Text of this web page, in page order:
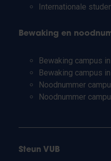
Internationale
Bewaking en
Bewaking campus
Bewaking campus
Noodnummer
Noodnummer
Steun VUB